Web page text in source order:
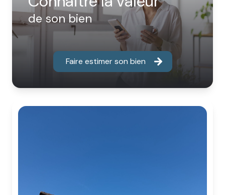
de son bien
Faire estimer son bien